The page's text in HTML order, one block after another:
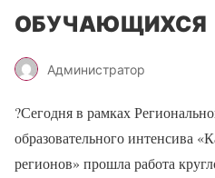
ОБУЧАЮЩИХСЯ
Администратор
?Сегодня в рамках
образовательного интенсива
регионов» прошла работа